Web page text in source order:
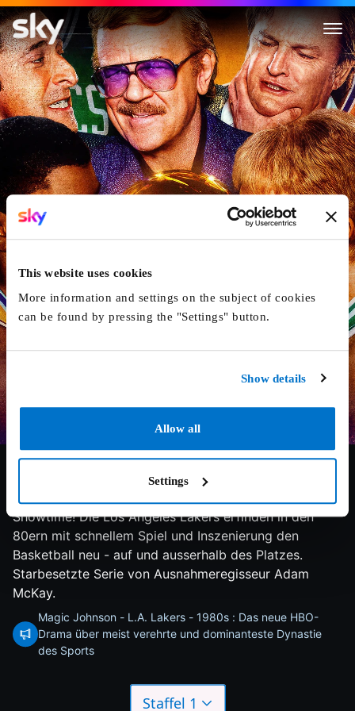
This website uses cookies
More information and settings on the subject of cookies
can be found by pressing the "Settings" button.
Show details
Allow all
Settings
Winning Time: The Rise of
2 Staffeln
Showtime! Die Los Angeles Lakers erfinden in den
80ern mit schnellem Spiel und Inszenierung den
Basketball neu - auf und ausserhalb des Platzes.
Starbesetzte Serie von Ausnahmeregisseur Adam
McKay.
Magic Johnson - L.A. Lakers - 1980s : Das neue HBO-
Drama über meist verehrte und dominanteste Dynastie
des Sports
Staffel 1